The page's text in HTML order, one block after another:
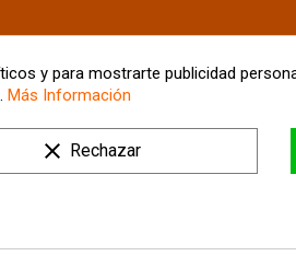
y para mostrarte publicidad
Más Información
clear Rechazar